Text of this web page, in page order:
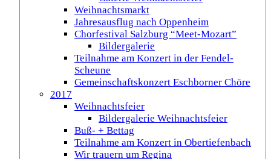
Weihnachtsmarkt
Jahresausflug nach Oppenheim
Chorfestival Salzburg “Meet-Mozart”
Bildergalerie
Teilnahme am Konzert in der Fendel-
Scheune
Gemeinschaftskonzert Eschborner Chöre
2017
Weihnachtsfeier
Bildergalerie Weihnachtsfeier
Buß- + Bettag
Teilnahme am Konzert in Obertiefenbach
Wir trauern um Regina